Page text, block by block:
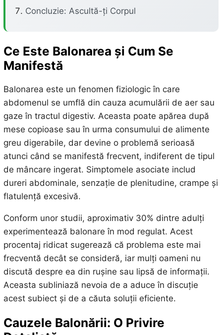
Concluzie: Ascultă-ți Corpul
Ce Este Balonarea și Cum Se
Manifestă
Balonarea este un fenomen fiziologic în care
abdomenul se umflă din cauza acumulării de aer sau
gaze în tractul digestiv. Aceasta poate apărea după
mese copioase sau în urma consumului de alimente
greu digerabile, dar devine o problemă serioasă
atunci când se manifestă frecvent, indiferent de tipul
de mâncare ingerat. Simptomele asociate includ
dureri abdominale, senzație de plenitudine, crampe și
flatulență excesivă.
Conform unor studii, aproximativ 30% dintre adulți
experimentează balonare în mod regulat. Acest
procentaj ridicat sugerează că problema este mai
frecventă decât se consideră, iar mulți oameni nu
discută despre ea din rușine sau lipsă de informații.
Aceasta subliniază nevoia de a aduce în discuție
acest subiect și de a căuta soluții eficiente.
Cauzele Balonării: O Privire